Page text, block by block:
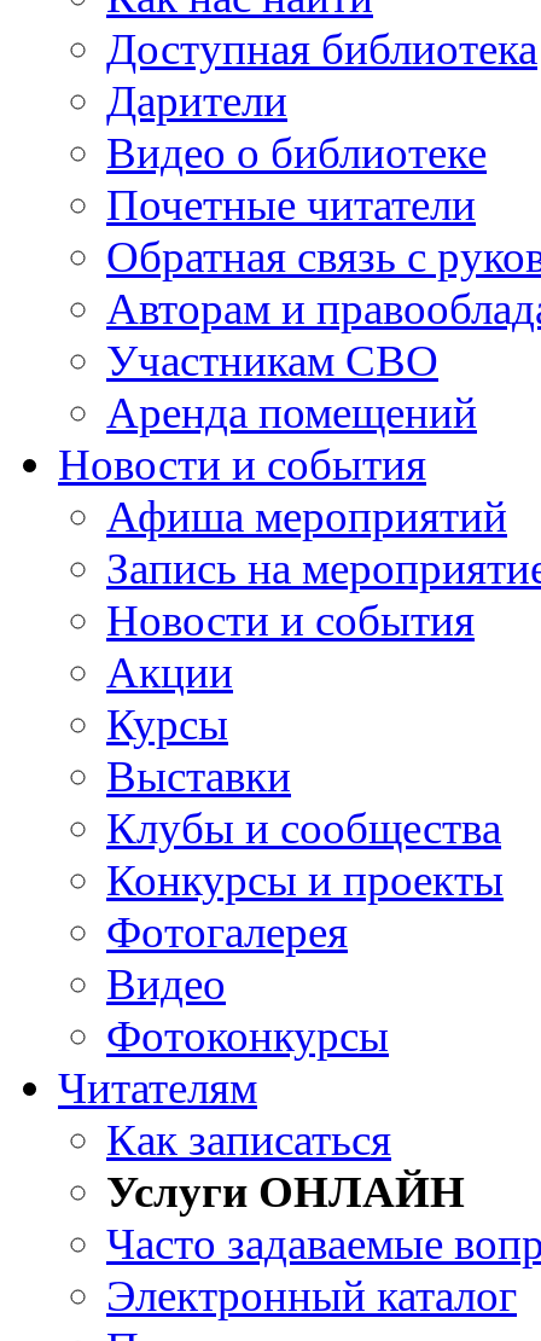
Доступная библиотека
Дарители
Видео о библиотеке
Почетные читатели
Обратная связь с
Авторам и
Участникам СВО
Аренда помещений
Новости и события
Афиша мероприятий
Запись на
Новости и события
Акции
Курсы
Выставки
Клубы и сообщества
Конкурсы и проекты
Фотогалерея
Видео
Фотоконкурсы
Читателям
Как записаться
Услуги ОНЛАЙН
Часто задаваемые
Электронный каталог